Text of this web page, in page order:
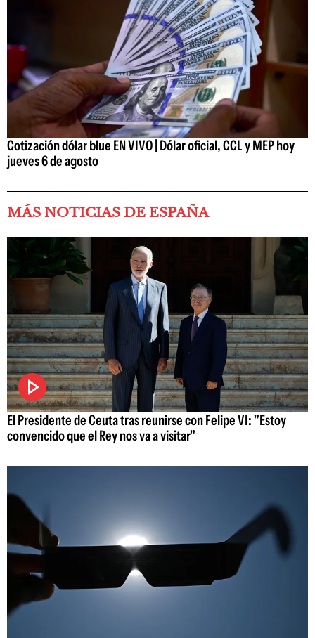
Cotización dólar blue EN VIVO | Dólar oficial, CCL y MEP hoy
jueves 6 de agosto
MÁS NOTICIAS DE ESPAÑA
El Presidente de Ceuta tras reunirse con Felipe VI: "Estoy
convencido que el Rey nos va a visitar"